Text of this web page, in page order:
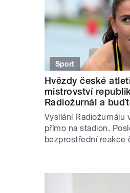
Sport
Hvězdy české
mistrovství
Radiožurnál a
Vysílání Radiožurnálu
přímo na stadion.
bezprostřední reakce